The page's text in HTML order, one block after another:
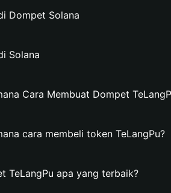
Dompet Solana
Solana
Cara Membuat Dompet
cara membeli token TeLangPu?
TeLangPu apa yang terbaik?